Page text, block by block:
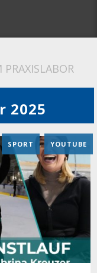
PRAXISLABOR
2025
SPORT , YOUTUBE